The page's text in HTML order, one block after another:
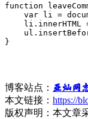
function
var li =
li.innerHTML
}
博客站点： 亚灿网
本文链接： https://
版权声明：本文章